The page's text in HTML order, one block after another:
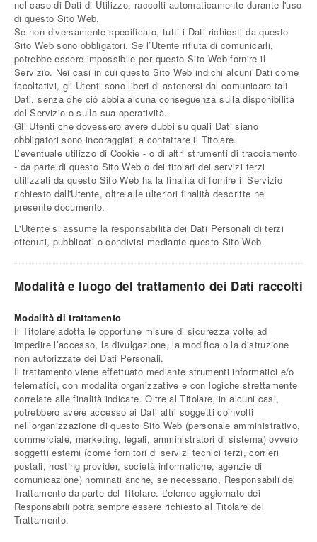
nel caso di Dati di Utilizzo, raccolti automaticamente durante l'uso
di questo Sito Web.
Se non diversamente specificato, tutti i Dati richiesti da questo
Sito Web sono obbligatori. Se l’Utente rifiuta di comunicarli,
potrebbe essere impossibile per questo Sito Web fornire il
Servizio. Nei casi in cui questo Sito Web indichi alcuni Dati come
facoltativi, gli Utenti sono liberi di astenersi dal comunicare tali
Dati, senza che ciò abbia alcuna conseguenza sulla disponibilità
del Servizio o sulla sua operatività.
Gli Utenti che dovessero avere dubbi su quali Dati siano
obbligatori sono incoraggiati a contattare il Titolare.
L’eventuale utilizzo di Cookie - o di altri strumenti di tracciamento
- da parte di questo Sito Web o dei titolari dei servizi terzi
utilizzati da questo Sito Web ha la finalità di fornire il Servizio
richiesto dall'Utente, oltre alle ulteriori finalità descritte nel
presente documento.
L'Utente si assume la responsabilità dei Dati Personali di terzi
ottenuti, pubblicati o condivisi mediante questo Sito Web.
Modalità e luogo del trattamento dei Dati raccolti
Modalità di trattamento
Il Titolare adotta le opportune misure di sicurezza volte ad
impedire l’accesso, la divulgazione, la modifica o la distruzione
non autorizzate dei Dati Personali.
Il trattamento viene effettuato mediante strumenti informatici e/o
telematici, con modalità organizzative e con logiche strettamente
correlate alle finalità indicate. Oltre al Titolare, in alcuni casi,
potrebbero avere accesso ai Dati altri soggetti coinvolti
nell’organizzazione di questo Sito Web (personale amministrativo,
commerciale, marketing, legali, amministratori di sistema) ovvero
soggetti esterni (come fornitori di servizi tecnici terzi, corrieri
postali, hosting provider, società informatiche, agenzie di
comunicazione) nominati anche, se necessario, Responsabili del
Trattamento da parte del Titolare. L’elenco aggiornato dei
Responsabili potrà sempre essere richiesto al Titolare del
Trattamento.